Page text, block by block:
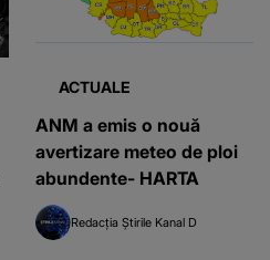
ACTUALE
ANM a emis o nouă
avertizare meteo de ploi
abundente- HARTA
Redacția Știrile Kanal D